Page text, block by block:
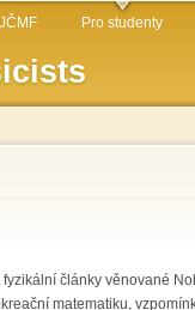
Pro studenty
články věnované
matematiku,